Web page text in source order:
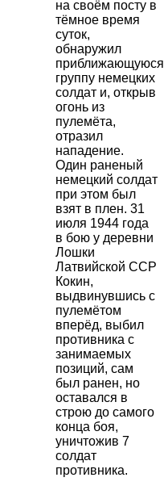
на своём посту в
тёмное время
суток,
обнаружил
приближающуюся
группу немецких
солдат и, открыв
огонь из
пулемёта,
отразил
нападение.
Один раненый
немецкий солдат
при этом был
взят в плен. 31
июля 1944 года
в бою у деревни
Лошки
Латвийской ССР
Кокин,
выдвинувшись с
пулемётом
вперёд, выбил
противника с
занимаемых
позиций, сам
был ранен, но
оставался в
строю до самого
конца боя,
уничтожив 7
солдат
противника.